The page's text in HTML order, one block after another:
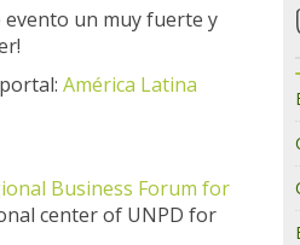
evento un muy fuerte y
América Latina
Business Forum for
center of UNPD for